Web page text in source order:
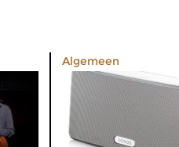
Algemeen